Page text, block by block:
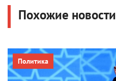
Похожие новости
Политика